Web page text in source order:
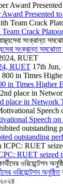
Presented
Crack
সংক্রান্ত সমঝোতা
RUET 17th Jun,
in Times Higher
place in
Speech
outstanding
RUET seized
ওরিয়েন্টেশন অনুষ্ঠিত